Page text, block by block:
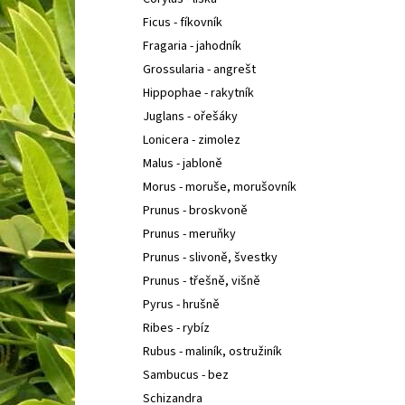
l
Ficus - fíkovník
Fragaria - jahodník
Grossularia - angrešt
Hippophae - rakytník
Juglans - ořešáky
Lonicera - zimolez
Malus - jabloně
Morus - moruše, morušovník
Prunus - broskvoně
Prunus - meruňky
Prunus - slivoně, švestky
Prunus - třešně, višně
Pyrus - hrušně
Ribes - rybíz
Rubus - maliník, ostružiník
Sambucus - bez
Schizandra
CARPETHSKALNÍK ZAKRSLÝ